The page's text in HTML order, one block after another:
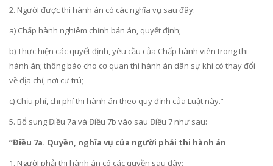
2. Người được thi hành án có các nghĩa vụ sau đây:
a) Chấp hành nghiêm chỉnh bản án, quyết định;
b) Thực hiện các quyết định, yêu cầu của Chấp hành viên trong thi
hành án; thông báo cho cơ quan thi hành án dân sự khi có thay đổi
về địa chỉ, nơi cư trú;
c) Chịu phí, chi phí thi hành án theo quy định của Luật này.”
5. Bổ sung Điều 7a và Điều 7b vào sau Điều 7 như sau:
“Điều 7a. Quyền, nghĩa vụ của người phải thi hành án
1. Người phải thi hành án có các quyền sau đây: